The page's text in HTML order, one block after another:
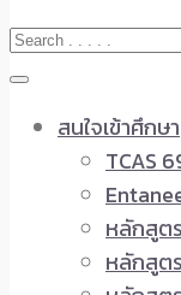
สนใจเข้าศึกษา
TCAS
หลักสูต
หลักสูต